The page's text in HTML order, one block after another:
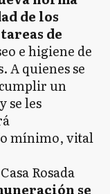
de los
de
e higiene de
A quienes se
un
se les
mínimo, vital
Rosada
se